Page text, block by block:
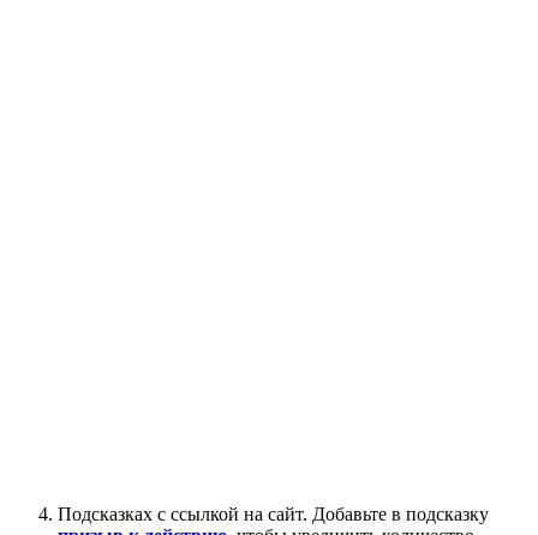
Подсказках с ссылкой на сайт. Добавьте в подсказку